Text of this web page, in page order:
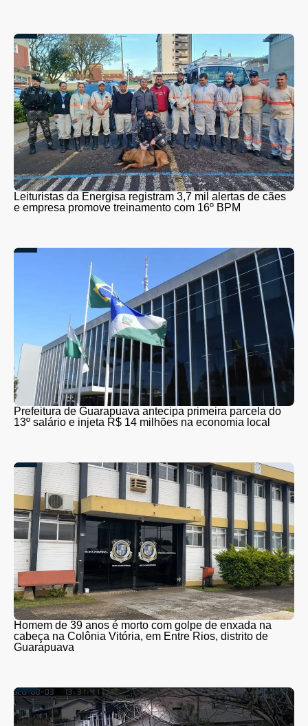
Leituristas da Energisa registram 3,7 mil alertas de cães
e empresa promove treinamento com 16º BPM
Prefeitura de Guarapuava antecipa primeira parcela do
13º salário e injeta R$ 14 milhões na economia local
Homem de 39 anos é morto com golpe de enxada na
cabeça na Colônia Vitória, em Entre Rios, distrito de
Guarapuava